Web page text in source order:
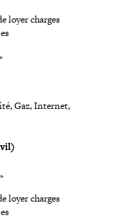
loyer charges
Gaz, Internet,
loyer charges